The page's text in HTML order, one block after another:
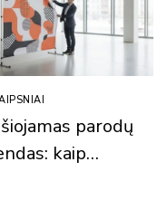
parodų
kaip